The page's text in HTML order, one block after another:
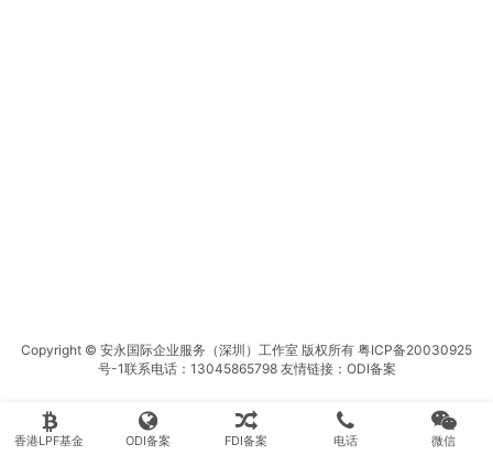
Copyright © 安永国际企业服务（深圳）工作室 版权所有 粤ICP备20030925
号-1联系电话：13045865798 友情链接： ODI备案
香港LPF基金 ODI备案 FDI备案 电话 微信